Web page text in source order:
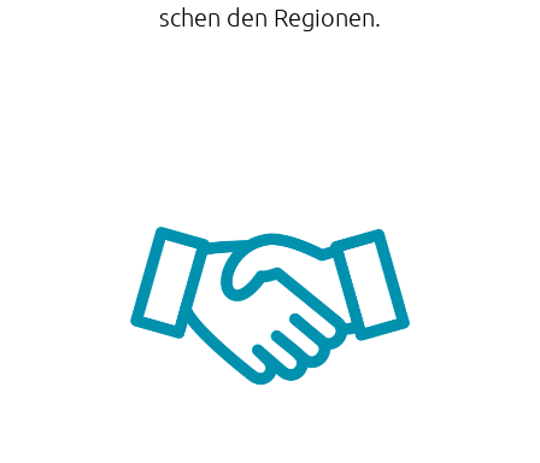
schen den Regionen.